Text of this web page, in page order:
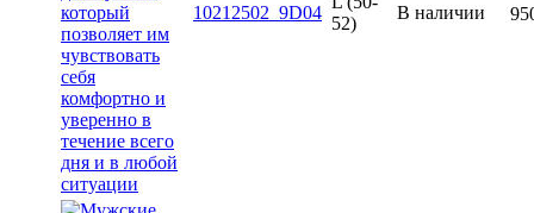
10212502_9D04
52)
В наличии